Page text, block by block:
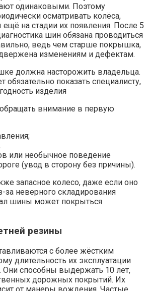
одинаковыми. Поэтому
осматривать колёса,
на стадии их появления. После 5
шин обязана проводиться
ведь чем старше покрышка,
изменениям и дефектам.
должна насторожить владельца.
обязательно показать специалисту,
изделия
обращать внимание в первую
или необычное поведение
(увод в сторону без причины).
запасное колесо, даже если оно
за неверного складирования
шины может покрыться
резины
с более жёстким
длительность их эксплуатации
Они способны выдержать 10 лет,
дорожных покрытий. Их
от манеры вождения. Частые